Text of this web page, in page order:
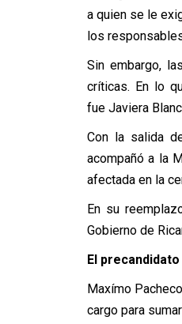
a quien se le
los
Sin embargo,
críticas. En lo
fue Javiera
Con la salida
acompañó a la
afectada en la
En su
Gobierno de
El
Maxímo
cargo para